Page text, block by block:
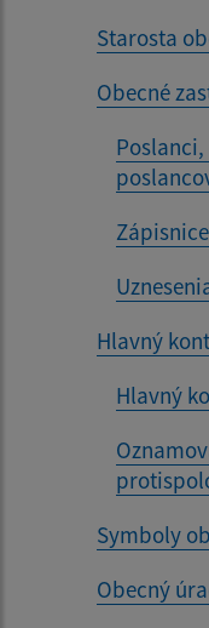
Starosta
Obecné
Hlavný
Hlavný
Symboly
Obecný